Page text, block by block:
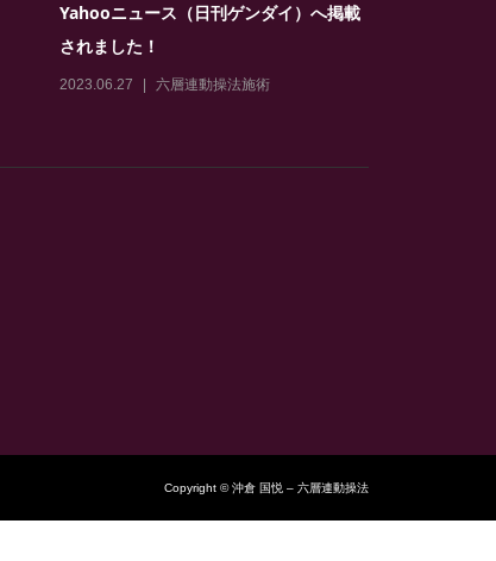
Yahooニュース（日刊ゲンダイ）へ掲載
されました！
2023.06.27 六層連動操法施術
Copyright © 沖倉 国悦 – 六層連動操法